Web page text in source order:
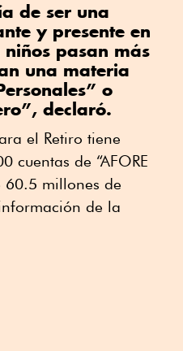
de ser una
y presente en
pasan más
una materia
o
declaró.
el Retiro tiene
cuentas de “AFORE
60.5 millones de
de la